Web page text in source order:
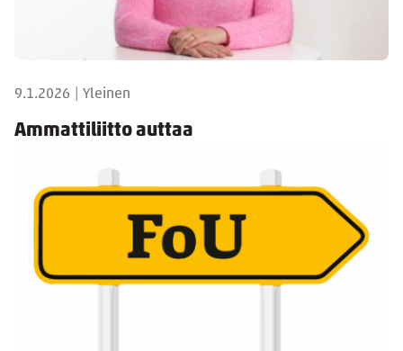
9.1.2026 Yleinen
Ammattiliitto auttaa